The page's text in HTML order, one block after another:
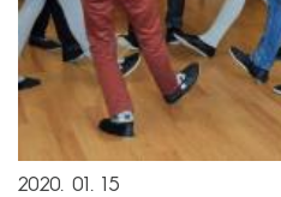
2020. 01. 15